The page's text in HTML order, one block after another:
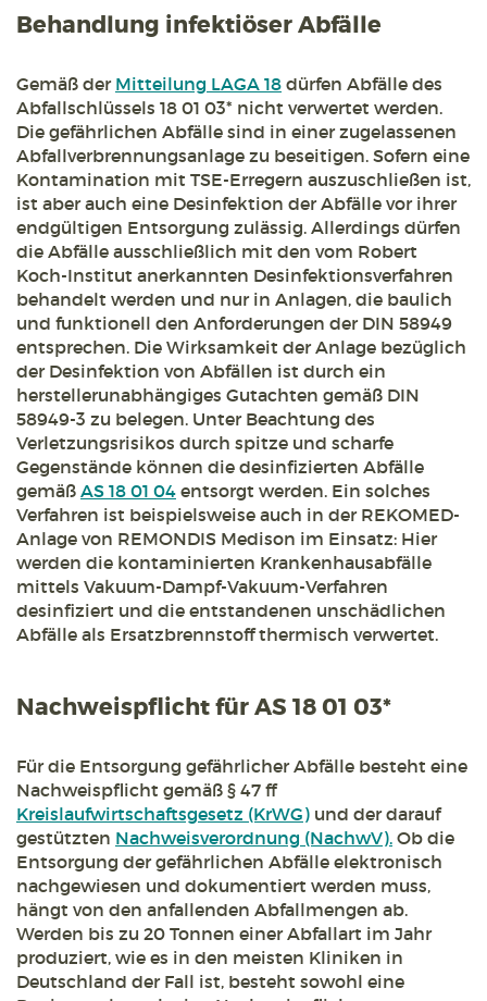
Behandlung infektiöser Abfälle
Gemäß der Mitteilung LAGA 18 dürfen Abfälle des
Abfallschlüssels 18 01 03* nicht verwertet werden.
Die gefährlichen Abfälle sind in einer zugelassenen
Abfallverbrennungsanlage zu beseitigen. Sofern eine
Kontamination mit TSE-Erregern auszuschließen ist,
ist aber auch eine Desinfektion der Abfälle vor ihrer
endgültigen Entsorgung zulässig. Allerdings dürfen
die Abfälle ausschließlich mit den vom Robert
Koch-Institut anerkannten Desinfektionsverfahren
behandelt werden und nur in Anlagen, die baulich
und funktionell den Anforderungen der DIN 58949
entsprechen. Die Wirksamkeit der Anlage bezüglich
der Desinfektion von Abfällen ist durch ein
herstellerunabhängiges Gutachten gemäß DIN
58949-3 zu belegen. Unter Beachtung des
Verletzungsrisikos durch spitze und scharfe
Gegenstände können die desinfizierten Abfälle
gemäß AS 18 01 04 entsorgt werden. Ein solches
Verfahren ist beispielsweise auch in der REKOMED-
Anlage von REMONDIS Medison im Einsatz: Hier
werden die kontaminierten Krankenhausabfälle
mittels Vakuum-Dampf-Vakuum-Verfahren
desinfiziert und die entstandenen unschädlichen
Abfälle als Ersatzbrennstoff thermisch verwertet.
Nachweispflicht für AS 18 01 03*
Für die Entsorgung gefährlicher Abfälle besteht eine
Nachweispflicht gemäß § 47 ff
Kreislaufwirtschaftsgesetz (KrWG) und der darauf
gestützten Nachweisverordnung (NachwV). Ob die
Entsorgung der gefährlichen Abfälle elektronisch
nachgewiesen und dokumentiert werden muss,
hängt von den anfallenden Abfallmengen ab.
Werden bis zu 20 Tonnen einer Abfallart im Jahr
produziert, wie es in den meisten Kliniken in
Deutschland der Fall ist, besteht sowohl eine